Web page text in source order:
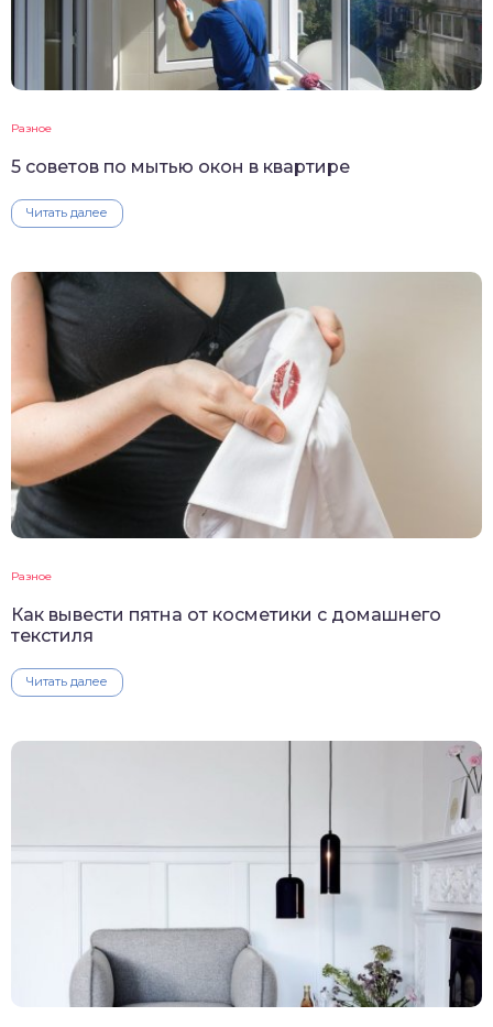
Разное
5 советов по мытью окон в квартире
Читать далее
Разное
Как вывести пятна от косметики с домашнего
текстиля
Читать далее